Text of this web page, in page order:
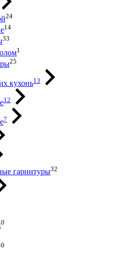
24
14
33
1
25
кухонь13
12
7
гарнитуры32
0